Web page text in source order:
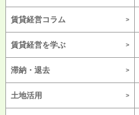
賃貸経営コラム
賃貸経営を学ぶ
滞納・退去
土地活用